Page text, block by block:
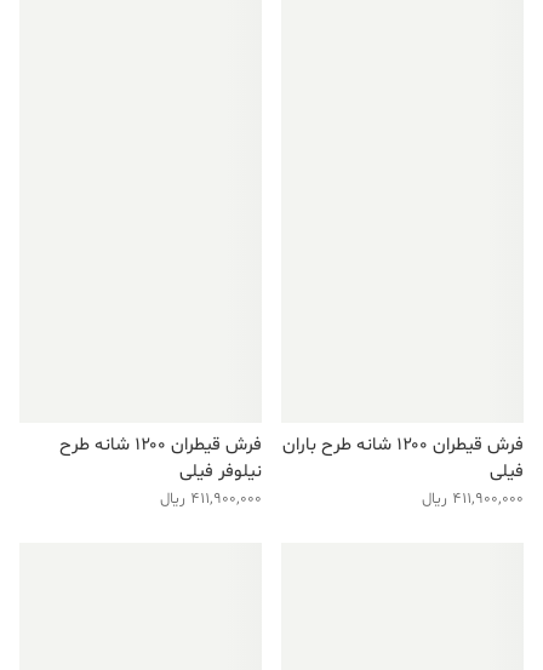
فرش قیطران ۱۲۰۰ شانه طرح باران
فیلی
411,900,000 ریال
فرش قیطران ۱۲۰۰ شانه طرح
نیلوفر فیلی
411,900,000 ریال